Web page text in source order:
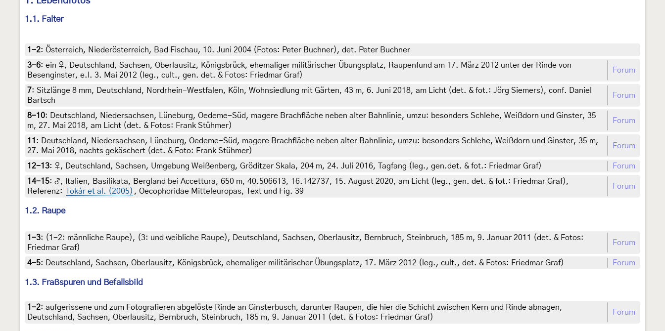
1.1. Falter
1-2: Österreich, Niederösterreich, Bad Fischau, 10. Juni 2004 (Fotos: Peter Buchner), det. Peter Buchner
3-6: ein ♀, Deutschland, Sachsen, Oberlausitz, Königsbrück, ehemaliger militärischer Übungsplatz, Raupenfund am 17. März 2012 unter der Rinde von
Besenginster, e.l. 3. Mai 2012 (leg., cult., gen. det. & Fotos: Friedmar Graf)
Forum
7: Sitzlänge 8 mm, Deutschland, Nordrhein-Westfalen, Köln, Wohnsiedlung mit Gärten, 43 m, 6. Juni 2018, am Licht (det. & fot.: Jörg Siemers), conf. Daniel
Bartsch
Forum
8-10:
Deutschland, Niedersachsen, Lüneburg, Oedeme-Süd, magere Brachfläche neben alter Bahnlinie, umzu: besonders Schlehe, Weißdorn und Ginster, 35
m, 27. Mai 2018, am Licht (det. & Fotos: Frank Stühmer)
Forum
11 :
Deutschland, Niedersachsen, Lüneburg, Oedeme-Süd, magere Brachfläche neben alter Bahnlinie, umzu: besonders Schlehe, Weißdorn und Ginster, 35 m,
27. Mai 2018, nachts gekäschert (det. & Foto: Frank Stühmer)
Forum
12-13: ♀, Deutschland, Sachsen, Umgebung Weißenberg, Gröditzer Skala, 204 m, 24. Juli 2016, Tagfang (leg., gen.det. & fot.: Friedmar Graf)
Forum
14-15: ♂, Italien, Basilikata, Bergland bei Accettura, 650 m, 40.506613, 16.142737, 15. August 2020, am Licht (leg., gen. det. & fot.: Friedmar Graf),
Referenz:
Tokár et al. (2005) , Oecophoridae Mitteleuropas, Text und Fig. 39
Forum
1.2. Raupe
1-3: (1-2: männliche Raupe), (3: und weibliche Raupe),
Deutschland, Sachsen, Oberlausitz, Bernbruch, Steinbruch, 185 m, 9. Januar 2011 (det. & Fotos:
Friedmar Graf)
Forum
4-5: Deutschland, Sachsen, Oberlausitz, Königsbrück, ehemaliger militärischer Übungsplatz, 17. März 2012 (leg., cult., det. & Fotos: Friedmar Graf) Forum
1.3. Fraßspuren und Befallsbild
1-2: aufgerissene und zum Fotografieren abgelöste Rinde an Ginsterbusch, darunter Raupen, die hier die Schicht zwischen Kern und Rinde abnagen,
Deutschland, Sachsen, Oberlausitz, Bernbruch, Steinbruch, 185 m, 9. Januar 2011 (det. & Fotos: Friedmar Graf)
Forum